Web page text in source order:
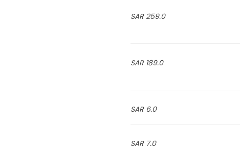
259.0 SAR
189.0 SAR
6.0 SAR
7.0 SAR